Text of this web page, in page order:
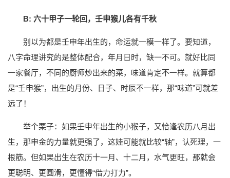
B: 六十甲子一轮回，壬申猴儿各有千秋
别以为都是壬申年出生的，命运就一模一样了。要知道，
八字命理讲究的是整体配合，年月日时，缺一不可。就好比同
一家餐厅，不同的厨师炒出来的菜，味道肯定不一样。就算都
是“壬申猴”，出生的月份、日子、时辰不一样，那“味道”可就差
远了！
举个栗子：如果壬申年出生的小猴子，又恰逢农历八月出
生，那申金的力量就更强了，这娃可能就比较“轴”，认死理，一
根筋。但如果出生在农历十一月、十二月，水气更旺，那就会
更聪明、更圆滑，更懂得“借力打力”。